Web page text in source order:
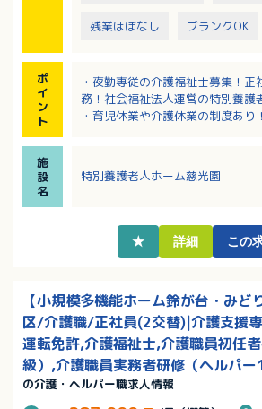
残業ほぼなし ブランクOK
ポ
イ
ン
ト
・夜勤専従の介護福祉士募集！正
務！社会福祉法人運営の特別養護
・育児休業や介護休業の制度あり
・福祉用具の導入で効率的に介助
タブレットを使用！
・残業ほぼなし！希望休や誕生日
施
設
名
特別養護老人ホーム慈光園
★ 詳細 この
【小規模多機能ホーム鈴が台・みど
区/介護職/正社員(2交替)|介護支援
運転免許,介護福祉士,介護職員初任
級）,介護職員実務者研修（ヘルパ
の介護・ヘルパー職求人情報